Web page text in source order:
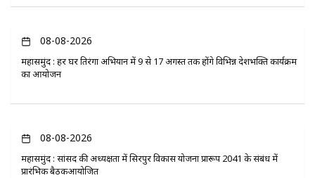
08-08-2026
महासमुंद : हर घर तिरंगा अभियान में 9 से 17 अगस्त तक होंगे विभिन्न देशभक्ति कार्यक्रम
का आयोजन
08-08-2026
महासमुंद : सांसद की अध्यक्षता में सिरपुर विकास योजना प्रारूप 2041 के संबंध में
प्रारंभिक बैठकआयोजित